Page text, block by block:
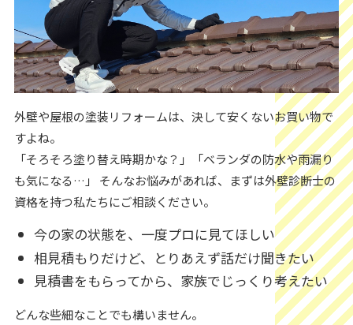
外壁や屋根の塗装リフォームは、決して安くないお買い物で
すよね。
「そろそろ塗り替え時期かな？」「ベランダの防水や雨漏り
も気になる…」 そんなお悩みがあれば、まずは外壁診断士の
資格を持つ私たちにご相談ください。
今の家の状態を、一度プロに見てほしい
相見積もりだけど、とりあえず話だけ聞きたい
見積書をもらってから、家族でじっくり考えたい
どんな些細なことでも構いません。